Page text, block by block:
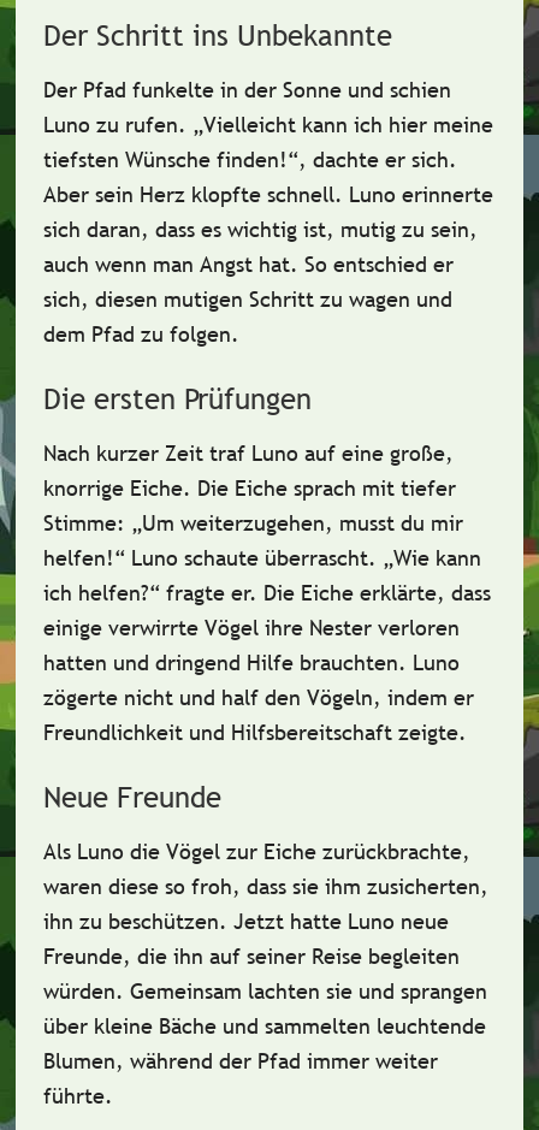
Der Schritt ins Unbekannte
Der Pfad funkelte in der Sonne und schien
Luno zu rufen. „Vielleicht kann ich hier meine
tiefsten Wünsche finden!“, dachte er sich.
Aber sein Herz klopfte schnell. Luno erinnerte
sich daran, dass es wichtig ist, mutigzu sein,
auch wenn man Angst hat. So entschied er
sich, diesen mutigen Schrittzu wagen und
dem Pfad zu folgen.
Die ersten Prüfungen
Nach kurzer Zeit traf Luno auf eine große,
knorrige Eiche. Die Eiche sprach mit tiefer
Stimme: „Um weiterzugehen, musst du mir
helfen!“Luno schaute überrascht. „Wie kann
ich helfen?“fragte er. Die Eiche erklärte, dass
einige verwirrte Vögelihre Nester verloren
hatten und dringend Hilfe brauchten. Luno
zögerte nicht und half den Vögeln, indem er
Freundlichkeitund Hilfsbereitschaftzeigte.
Neue Freunde
Als Luno die Vögel zur Eiche zurückbrachte,
waren diese so froh, dass sie ihm zusicherten,
ihn zu beschützen. Jetzt hatte Luno neue
Freunde, die ihn auf seiner Reise begleiten
würden. Gemeinsam lachten sie und sprangen
über kleine Bäche und sammelten leuchtende
Blumen, während der Pfad immer weiter
führte.